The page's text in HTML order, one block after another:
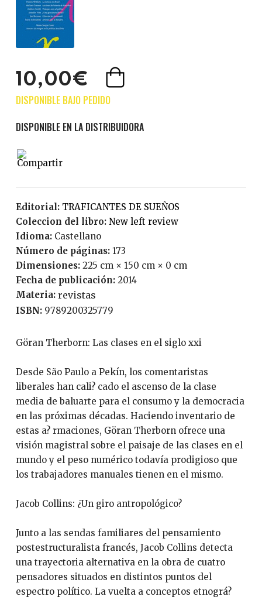
10,00€
Editorial:
TRAFICANTES DE SUEÑOS
Coleccion del libro:
New left review
Idioma:
Castellano
Número de páginas: 173
Dimensiones: 225 cm × 150 cm × 0 cm
Fecha de publicación:
2014
Materia: revistas
ISBN: 9789200325779
Göran Therborn: Las clases en el siglo xxi
Desde São Paulo a Pekín, los comentaristas
liberales han cali? cado el ascenso de la clase
media de baluarte para el consumo y la democracia
en las próximas décadas. Haciendo inventario de
estas a? rmaciones, Göran Therborn ofrece una
visión magistral sobre el paisaje de las clases en el
mundo y el peso numérico todavía prodigioso que
los trabajadores manuales tienen en el mismo.
Jacob Collins: ¿Un giro antropológico?
Junto a las sendas familiares del pensamiento
postestructuralista francés, Jacob Collins detecta
una trayectoria alternativa en la obra de cuatro
pensadores situados en distintos puntos del
espectro político. La vuelta a conceptos etnográ?